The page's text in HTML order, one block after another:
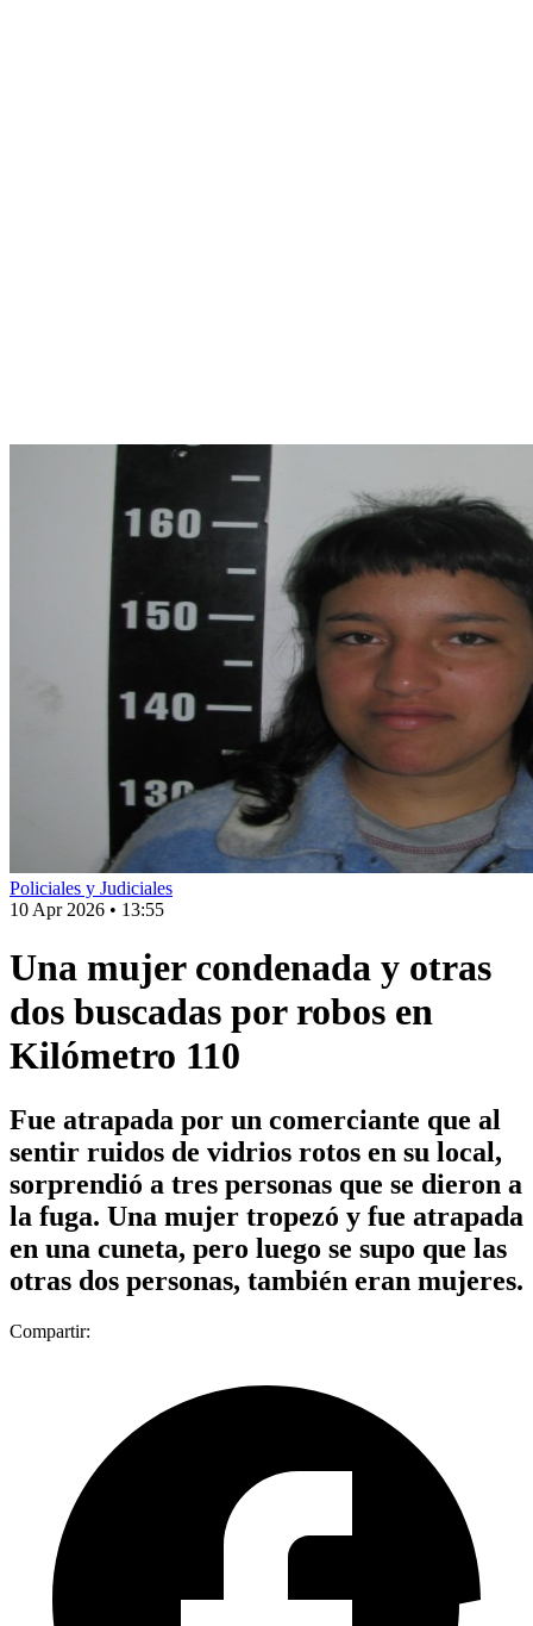
Policiales y Judiciales
10 Apr 2026 • 13:55
Una mujer condenada y otras
dos buscadas por robos en
Kilómetro 110
Fue atrapada por un comerciante que al
sentir ruidos de vidrios rotos en su local,
sorprendió a tres personas que se dieron a
la fuga. Una mujer tropezó y fue atrapada
en una cuneta, pero luego se supo que las
otras dos personas, también eran mujeres.
Compartir: